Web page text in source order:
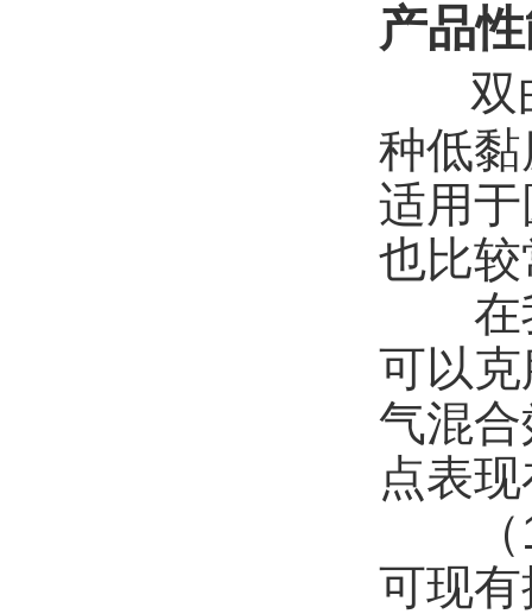
产品
双
种低
适用
也比
在我
可以
气混
点表
（1
可现